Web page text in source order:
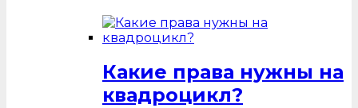
Какие права нужны на
квадроцикл?